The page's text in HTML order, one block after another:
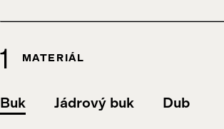
MATERIÁL
Buk Jádrový buk Dub